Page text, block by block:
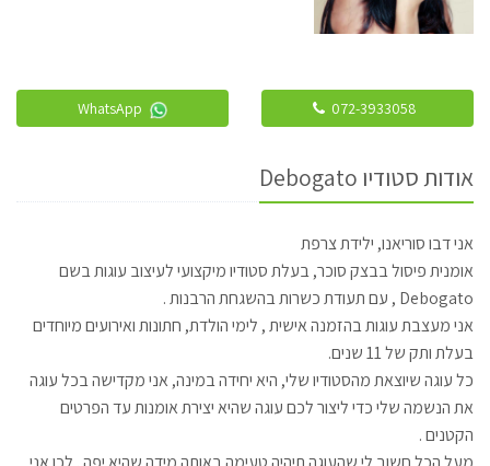
אודות סטודיו Debogato
אני דבו סוריאנו, ילידת צרפת
אומנית פיסול בבצק סוכר, בעלת סטודיו מיקצועי לעיצוב עוגות בשם
Debogato , עם תעודת כשרות בהשגחת הרבנות .
אני מעצבת עוגות בהזמנה אישית , לימי הולדת, חתונות ואירועים מיוחדים
בעלת ותק של 11 שנים.
כל עוגה שיוצאת מהסטודיו שלי, היא יחידה במינה, אני מקדישה בכל עוגה
את הנשמה שלי כדי ליצור לכם עוגה שהיא יצירת אומנות עד הפרטים
הקטנים .